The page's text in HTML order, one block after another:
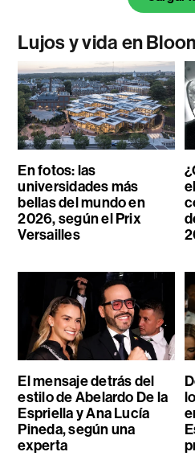
Lujos y vida en
En fotos: las
universidades más
bellas del mundo en
2026, según el Prix
Versailles
El mensaje detrás del
estilo de Abelardo De la
Espriella y Ana Lucía
Pineda, según una
experta